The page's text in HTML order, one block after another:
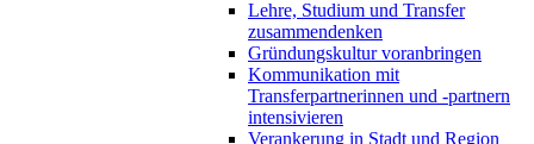
Lehre, Studium und Transfer
zusammendenken
Gründungskultur voranbringen
Kommunikation mit
Transferpartnerinnen und -partnern
intensivieren
Verankerung in Stadt und Region